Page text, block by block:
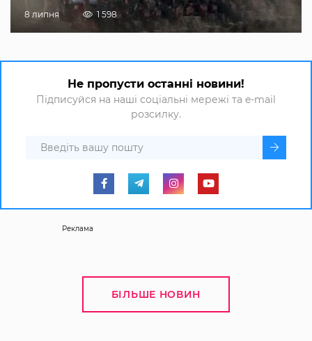
8 липня 1 598
Не пропусти останні новини!
Підписуйся на наші соціальні мережі та e-mail
розсилку.
Реклама
БІЛЬШЕ НОВИН